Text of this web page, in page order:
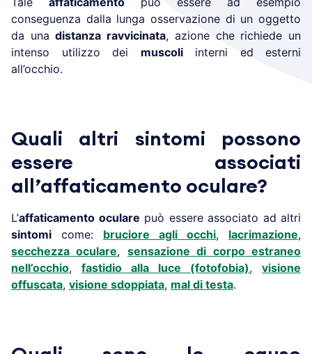
conseguenza dalla lunga osservazione di un oggetto
da unadistanza ravvicinata, azione che richiede un
intenso utilizzo dei muscoliinterni ed esterni
all’occhio.
Quali altri sintomi possono
essere associati
all’affaticamento oculare?
L’affaticamento oculare può essere associato ad altri
sintomi come: bruciore agli occhi, lacrimazione,
secchezza oculare, sensazione di corpo estraneo
nell’occhio, fastidio alla luce (fotofobia), visione
offuscata, visione sdoppiata, mal di testa.